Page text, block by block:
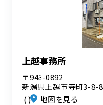
上越事務所
〒943-0892
新潟県上越市寺町3-8-8
地図を見る